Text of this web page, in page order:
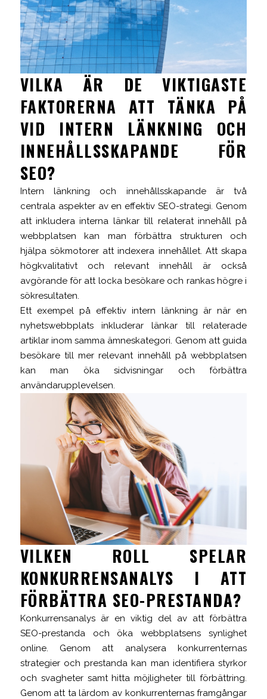
VILKA ÄR DE VIKTIGASTE
FAKTORERNA ATT TÄNKA PÅ
VID INTERN LÄNKNING OCH
INNEHÅLLSSKAPANDE FÖR
SEO?
Intern länkning och innehållsskapande är två
centrala aspekter av en effektiv SEO-strategi. Genom
att inkludera interna länkar till relaterat innehåll på
webbplatsen kan man förbättra strukturen och
hjälpa sökmotorer att indexera innehållet. Att skapa
högkvalitativt och relevant innehåll är också
avgörande för att locka besökare och rankas högre i
sökresultaten.
Ett exempel på effektiv intern länkning är när en
nyhetswebbplats inkluderar länkar till relaterade
artiklar inom samma ämneskategori. Genom att guida
besökare till mer relevant innehåll på webbplatsen
kan man öka sidvisningar och förbättra
användarupplevelsen.
VILKEN ROLL SPELAR
KONKURRENSANALYS I ATT
FÖRBÄTTRA SEO-PRESTANDA?
Konkurrensanalys är en viktig del av att förbättra
SEO-prestanda och öka webbplatsens synlighet
online. Genom att analysera konkurrenternas
strategier och prestanda kan man identifiera styrkor
och svagheter samt hitta möjligheter till förbättring.
Genom att ta lärdom av konkurrenternas framgångar